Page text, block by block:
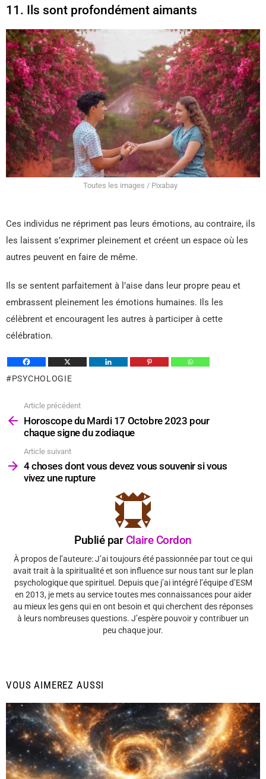
11. Ils sont profondément aimants
Toutes les images / Pixabay
Ces individus ne répriment pas leurs émotions, au contraire, ils
les laissent s’exprimer pleinement et créent un espace où les
autres peuvent en faire de même.
Ils se sentent parfaitement à l’aise dans leur propre peau et
embrassent pleinement les émotions humaines. Ils les
célèbrent et encouragent les autres à participer à cette
célébration.
PSYCHOLOGIE
plus
Article précédent
Horoscope du Mardi 17 Octobre 2023 pour
chaque signe du zodiaque
Article suivant
4 choses dont vous devez vous souvenir si vous
vivez une rupture
Publié par Claire Cordon
À propos de l’auteure: J’ai toujours été passionnée par tout ce qui
avait trait à la spiritualité et son influence sur nous tant sur le plan
psychologique que spirituel. Depuis que j’ai intégré l’équipe d’ESM
en 2013, je mets au service toutes mes connaissances pour aider
au mieux les gens qui en ont besoin et qui cherchent des réponses
à leurs nombreuses questions. J’espère pouvoir y contribuer un
peu chaque jour.
VOUS AIMEREZ AUSSI